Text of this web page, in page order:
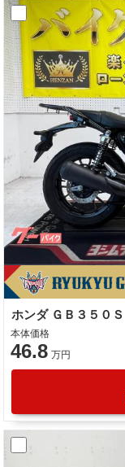
本体価格
46.8 万円